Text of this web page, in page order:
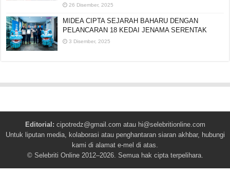
26 Disember, 2025
MIDEA CIPTA SEJARAH BAHARU DENGAN
PELANCARAN 18 KEDAI JENAMA SERENTAK
3 Disember, 2025
Editorial: cipotredz@gmail.com atau hi@selebritionline.com
Untuk liputan media, kolaborasi atau penghantaran siaran akhbar, hubungi
kami di alamat e-mel di atas.
© Selebriti Online 2012–2026. Semua hak cipta terpelihara.